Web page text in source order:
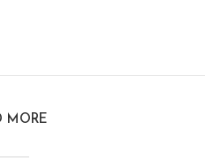
MORE